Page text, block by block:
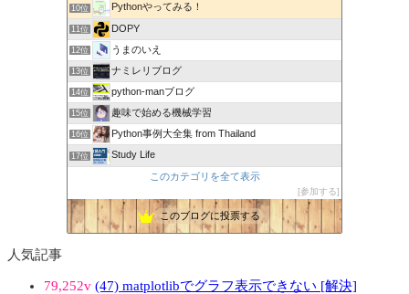
10位 Pythonやってみる！
11位 DOPY
12位 うまのいえ
13位 ナミレリブログ
14位 python-manブログ
15位 趣味で始める機械学習
16位 Python事例大全集 from Thailand
17位
Study Life
このカテゴリを全て表示
参加する
このブログに投票する
人気記事
79,252v (47) matplotlibでグラフ表示できない [解決]